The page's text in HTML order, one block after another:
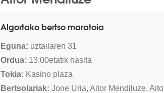
Algortako bertso maratoia
Eguna: uztailaren 31
Ordua: 13:00etatik hasita
Tokia: Kasino plaza
Bertsolariak: Jone Uria, Aitor Mendiluze,